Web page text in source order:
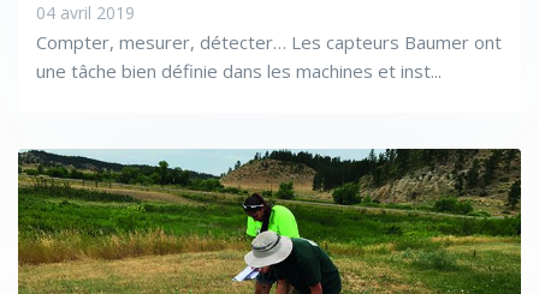
04 avril 2019
Compter, mesurer, détecter… Les capteurs Baumer ont
une tâche bien définie dans les machines et inst...